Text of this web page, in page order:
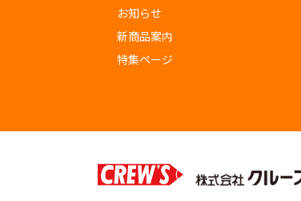
お知らせ
新商品案内
特集ページ